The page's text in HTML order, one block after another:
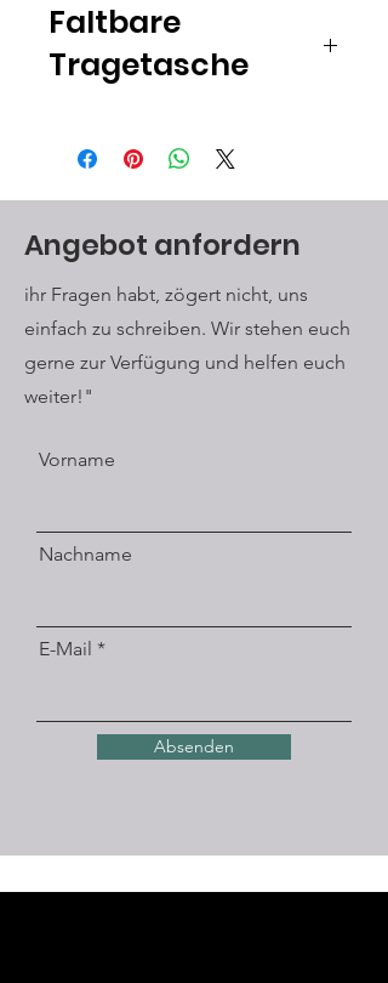
Faltbare
Tragetasche
aus strapazierfähigem und
leichtem Polyester, hochwertige
Materialien machen die
schwerer Gegenstände
wiederverwendbare Tasche kann
bei Nichtgebrauch in eine kleine
Tasche gefaltet werden. Sie
können sie in Ihre Handtasche,
MULTIFUNKTIONALE
Lebensmitteln, es ist auch ideal für
Angebot anfordern
ihr Fragen habt, zögert nicht, uns
einfach zu schreiben. Wir stehen euch
gerne zur Verfügung und helfen euch
weiter!"
Vorname
Nachname
E-Mail
Absenden